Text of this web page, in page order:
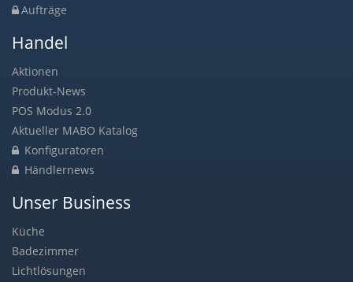
Aufträge
Handel
Aktionen
Produkt-News
POS Modus 2.0
Aktueller MABO Katalog
Konfiguratoren
Händlernews
Unser Business
Küche
Badezimmer
Lichtlösungen